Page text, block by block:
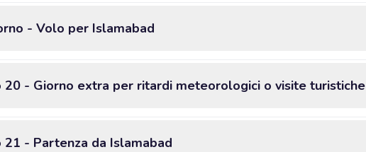
- Volo per Islamabad
20 - Giorno extra per ritardi meteorologici o visite turistiche
21 - Partenza da Islamabad